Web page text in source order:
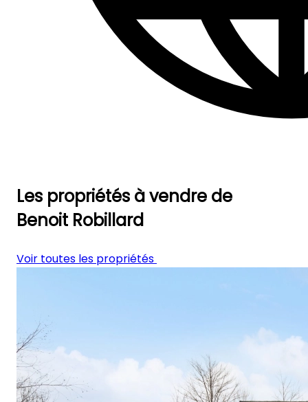
Les propriétés à vendre de
Benoit Robillard
Voir toutes les propriétés